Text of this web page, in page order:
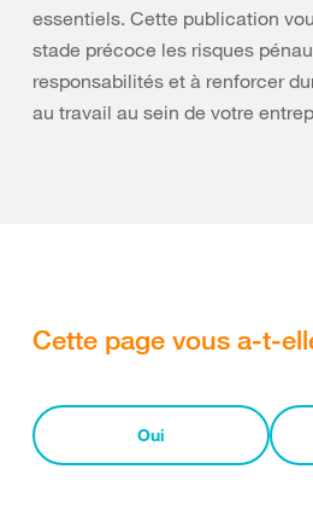
essentiels. Cette publication
stade précoce les risques
responsabilités et à renforcer
au travail au sein de votre
Cette page vous a-t-
Oui